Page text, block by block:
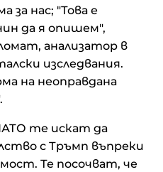
за нас; "Това е
да я опишем",
анализатор в
изследвания.
на неоправдана
те искат да
с Тръмп въпреки
Те посочват, че